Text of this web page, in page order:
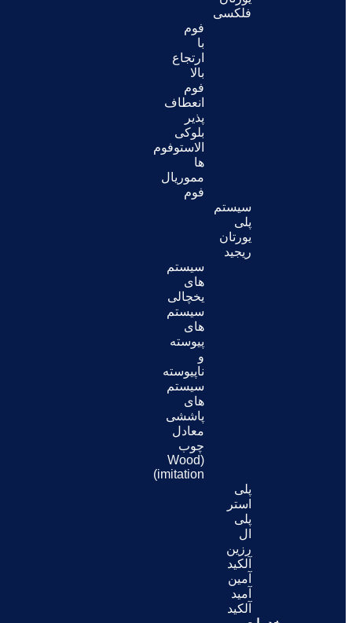
فلکسی
فوم
با
ارتجاع
بالا
فوم
انعطاف
پذیر
بلوکی
الاستوفوم
ها
مموریال
فوم
سیستم
پلی
یورتان
ریجید
سیستم
های
یخچالی
سیستم
های
پیوسته
و
ناپیوسته
سیستم
های
پاششی
معادل
چوب
(Wood
imitation)
پلی
استر
پلی
ال
رزین
آلکید
آمین
آمید
آلکید